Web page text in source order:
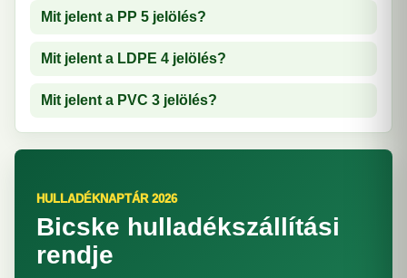
Mit jelent a PP 5 jelölés?
Mit jelent a LDPE 4 jelölés?
Mit jelent a PVC 3 jelölés?
HULLADÉKNAPTÁR 2026
Bicske hulladékszállítási
rendje